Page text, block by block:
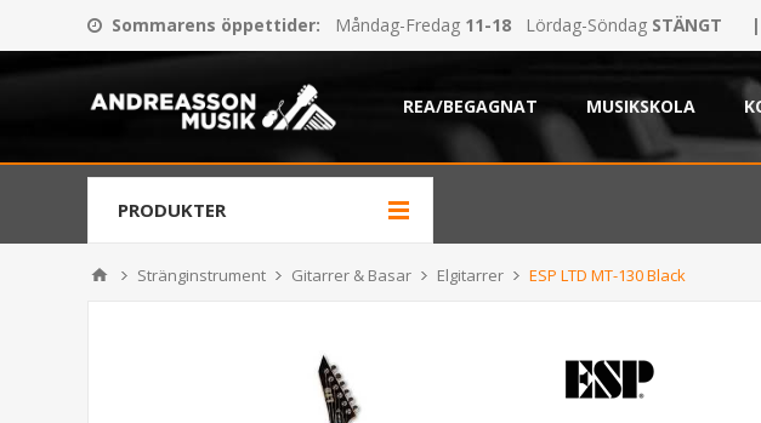
Sommarens öppettider: Måndag-Fredag 11-18 Lördag-Söndag STÄNGT |
REA/BEGAGNAT MUSIKSKOLA
PRODUKTER
Stränginstrument Gitarrer & Basar Elgitarrer ESP LTD MT-130 Black